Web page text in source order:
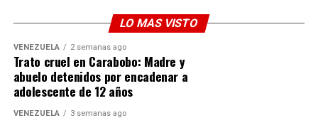
trampas narrativas. Cada decisión drástica está
justificada por el peso de la historia.
cuestionar el propósito de los biopics modernos. Para
ella, estas producciones no son documentos históricos,
sino productos de marketing edulcorados. La modelo y
cantante denunció abiertamente que la narrativa de la
película está estrictamente controlada por intereses
externos:
LO MAS VISTO
VENEZUELA 2 semanas ago
Trato cruel en Carabobo: Madre y
abuelo detenidos por encadenar a
adolescente de 12 años
VENEZUELA 3 semanas ago